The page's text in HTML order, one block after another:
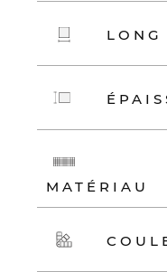
LONG
MATÉRIAU